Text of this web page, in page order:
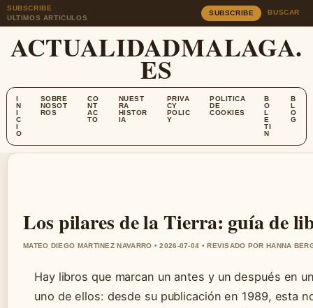
SUBSCRIBE
ULTIMOS ARTICULOS
SUBSCRIBE BUSCAR
ACTUALIDADMALAGA.
ES
I
N
I
C
I
O
SOBRE
NOSOT
ROS
CO
NT
AC
TO
NUEST
RA
HISTOR
IA
PRIVA
CY
POLIC
Y
POLITICA
DE
COOKIES
B
O
L
E
TI
N
B
L
O
G
Los pilares de la Tierra: guía de
MATEO DIEGO MARTINEZ NAVARRO • 2026-07-04 • REVISADO POR HANNA
Hay libros que marcan un antes y un después en
uno de ellos: desde su publicación en 1989, esta